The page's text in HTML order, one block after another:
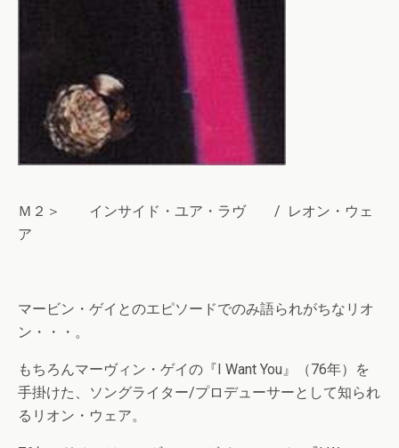
Ｍ２＞ インサイド・ユア・ラヴ / レオン・ウェ
ア
マービン・ゲイとのエピソードでのみ語られがちなリオ
ン・・・。
もちろんマーヴィン・ゲイの『I Want You』（76年）を
手掛けた、ソングライター/プロデューサーとして知られ
るリオン・ウェア。